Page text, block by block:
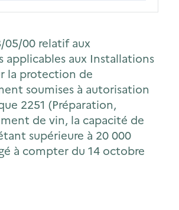
05/00 relatif aux
applicables aux Installations
la protection de
soumises à autorisation
2251 (Préparation,
de vin, la capacité de
supérieure à 20 000
à compter du 14 octobre